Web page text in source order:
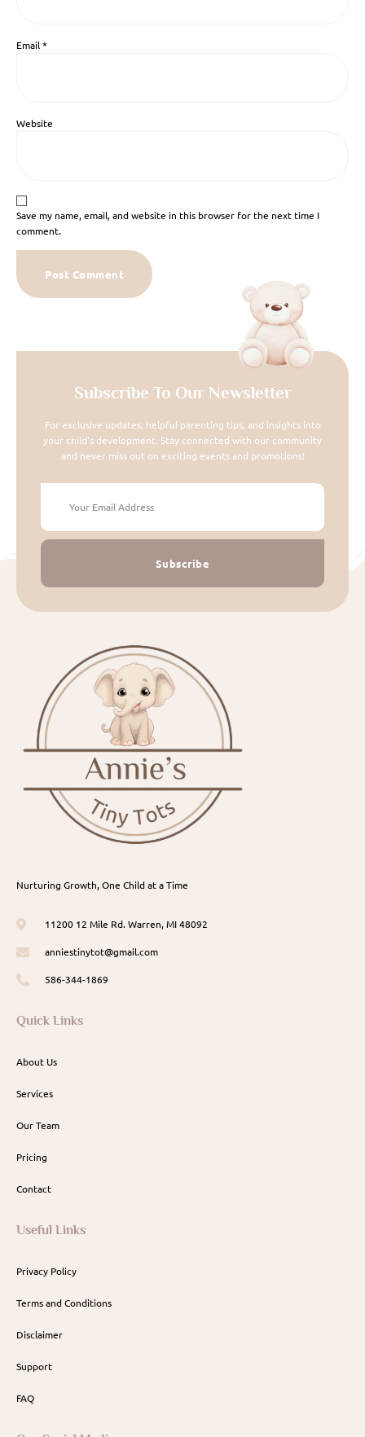
Email*
Website
Save my name, email, and website in this browser for the next time I
comment.
Subscribe To Our Newsletter
For exclusive updates, helpful parenting tips, and insights into
your child's development. Stay connected with our community
and never miss out on exciting events and promotions!
Subscribe
Nurturing Growth, One Child at a Time
11200 12 Mile Rd. Warren, MI 48092
anniestinytot@gmail.com
586-344-1869
Quick Links
About Us
Services
Our Team
Pricing
Contact
Useful Links
Privacy Policy
Terms and Conditions
Disclaimer
Support
FAQ